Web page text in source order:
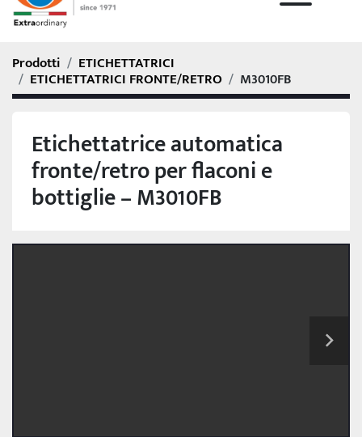
Prodotti ETICHETTATRICI
ETICHETTATRICI FRONTE/RETRO M3010FB
Etichettatrice automatica
fronte/retro per flaconi e
bottiglie – M3010FB